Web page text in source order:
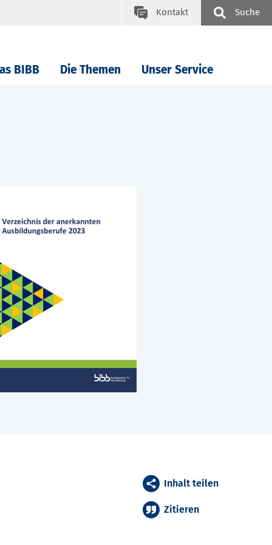
Kontakt Suche
BIBB Die Themen Unser Service
Inhalt teilen
Zitieren